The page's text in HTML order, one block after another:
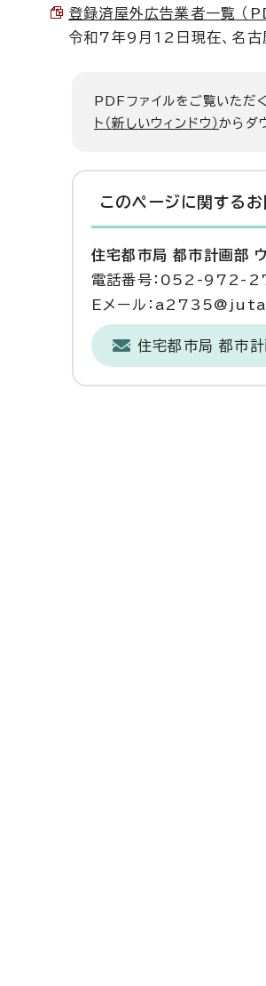
登録済屋外広告業者一覧
令和7年9月12日現在、名古
PDFファイルをご覧いただ
ト（新しいウィンドウ）からダ
このページに関する
住宅都市局 都市計画部
電話番号：052-972-
Eメール：
住宅都市局 都市